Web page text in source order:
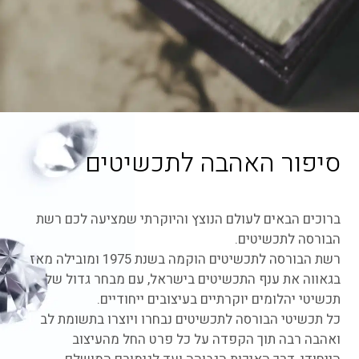
סיפור האהבה לתכשיטים
ברוכים הבאים לעולם הנוצץ והיוקרתי שמציעה לכם רשת
הבורסה לתכשיטים.
רשת הבורסה לתכשיטים הוקמה בשנת 1975 ומובילה מאז
בגאווה את ענף התכשיטים בישראל, עם מבחר גדול של
תכשיטי יהלומים יוקרתיים בעיצובים ייחודיים.
כל תכשיטי הבורסה לתכשיטים נבחרו ויוצרו בתשומת לב
ואהבה רבה תוך הקפדה על כל פרט החל מהעיצוב